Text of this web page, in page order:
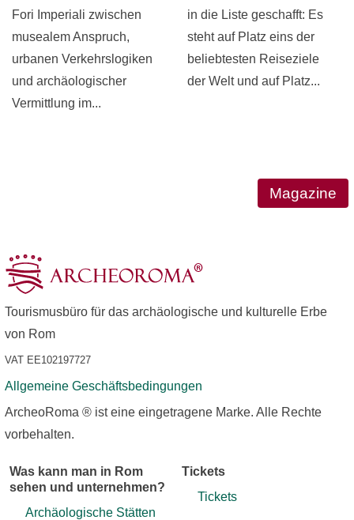
Fori Imperiali zwischen
musealem Anspruch,
urbanen Verkehrslogiken
und archäologischer
Vermittlung im...
in die Liste geschafft: Es
steht auf Platz eins der
beliebtesten Reiseziele
der Welt und auf Platz...
Magazine
Tourismusbüro für das archäologische und kulturelle Erbe
von Rom
VAT EE102197727
Allgemeine Geschäftsbedingungen
ArcheoRoma ® ist eine eingetragene Marke. Alle Rechte
vorbehalten.
Was kann man in Rom
sehen und unternehmen?
Archäologische Stätten
Tickets
Tickets